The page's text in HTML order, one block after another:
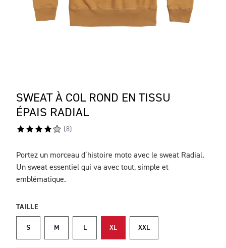
SWEAT À COL ROND EN TISSU
ÉPAIS RADIAL
(8)
DESCRIPTION
Portez un morceau d’histoire moto avec le sweat Radial.
Un sweat essentiel qui va avec tout, simple et
emblématique.
TAILLE
S M L XL XXL